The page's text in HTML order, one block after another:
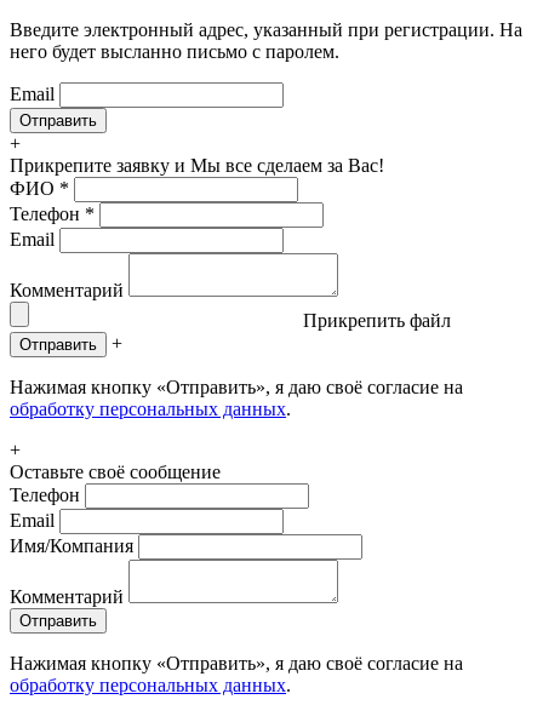
Введите электронный адрес, указанный при регистрации. На
него будет высланно письмо с паролем.
Email
+
Прикрепите заявку и Мы все сделаем за Вас!
ФИО *
Телефон *
Email
Комментарий
Прикрепить файл
Отправить +
Нажимая кнопку «Отправить», я даю своё согласие на
обработку персональных данных.
+
Оставьте своё сообщение
Телефон
Email
Имя/Компания
Комментарий
Отправить
Нажимая кнопку «Отправить», я даю своё согласие на
обработку персональных данных.